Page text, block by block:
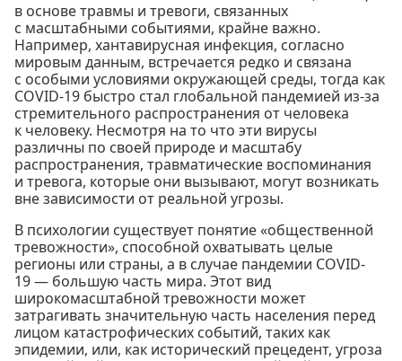
в основе травмы и тревоги, связанных
с масштабными событиями, крайне важно.
Например, хантавирусная инфекция, согласно
мировым данным, встречается редко и связана
с особыми условиями окружающей среды, тогда как
COVID-19 быстро стал глобальной пандемией из-за
стремительного распространения от человека
к человеку. Несмотря на то что эти вирусы
различны по своей природе и масштабу
распространения, травматические воспоминания
и тревога, которые они вызывают, могут возникать
вне зависимости от реальной угрозы.
В психологии существует понятие «общественной
тревожности», способной охватывать целые
регионы или страны, а в случае пандемии COVID-
19 — большую часть мира. Этот вид
широкомасштабной тревожности может
затрагивать значительную часть населения перед
лицом катастрофических событий, таких как
эпидемии, или, как исторический прецедент, угроза